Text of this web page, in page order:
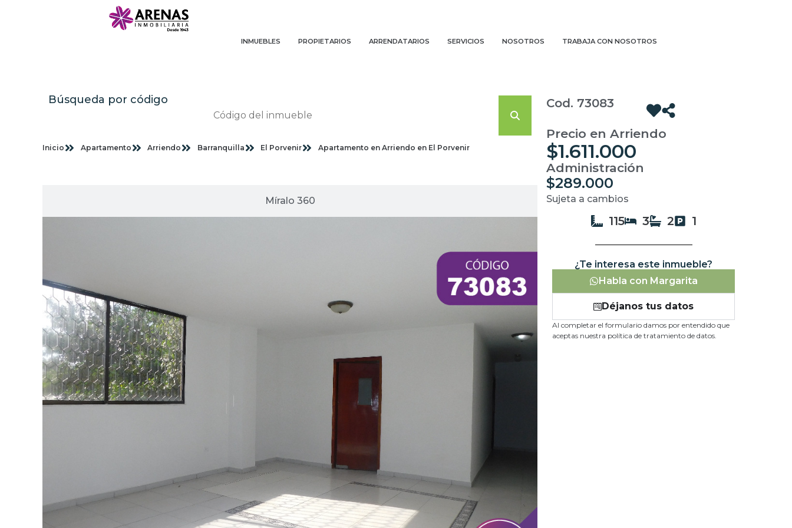
INMUEBLES PROPIETARIOS ARRENDATARIOS SERVICIOS NOSOTROS TRABAJA CON NOSOTROS
Búsqueda por código
Inicio Apartamento Arriendo Barranquilla El Porvenir Apartamento en Arriendo en El Porvenir
Míralo 360
Cod. 73083
Precio en Arriendo
$1.611.000
Administración
$289.000
Sujeta a cambios
115 3 2 1
¿Te interesa este inmueble?
Habla con Margarita
Déjanos tus datos
Al completar el formulario damos por entendido que
aceptas nuestra política de tratamiento de datos.